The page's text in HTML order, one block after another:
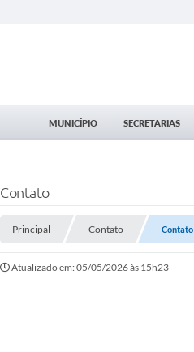
MUNICÍPIO SECRETARIAS
Contato
Principal Contato Contato
Atualizado em: 05/05/2026 às 15h23